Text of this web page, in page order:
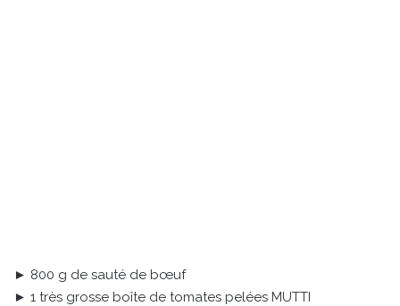
► 800 g de sauté de bœuf
► 1 très grosse boîte de tomates pelées MUTTI